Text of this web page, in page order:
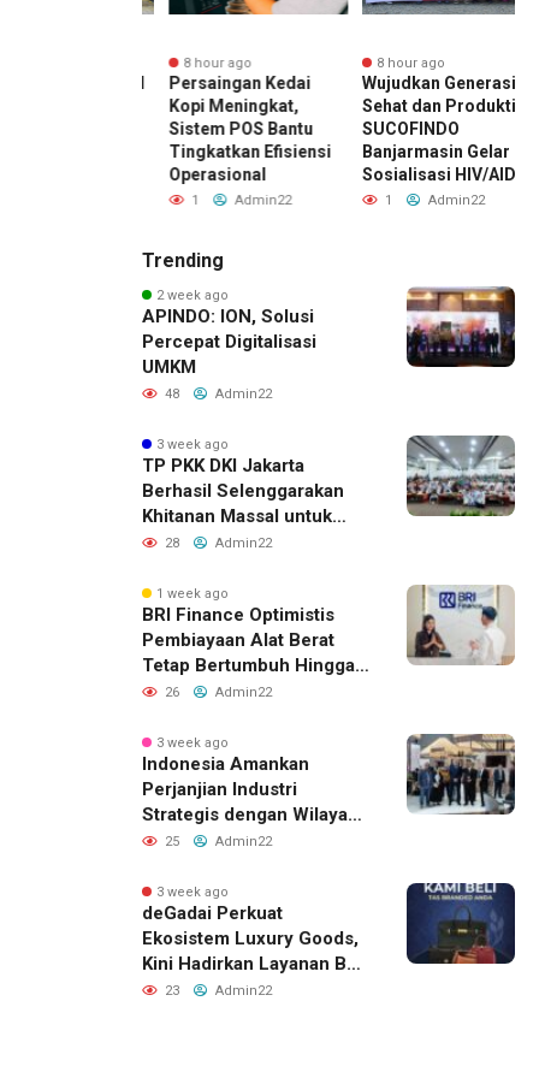
8 hour ago
Persaingan Kedai
Kopi Meningkat,
Sistem POS Bantu
Tingkatkan Efisiensi
Operasional
1 Admin22
8 hour ago
Wujudkan Generasi
Sehat dan Produktif,
SUCOFINDO
Banjarmasin Gelar
Sosialisasi HIV/AIDS
1 Admin22
Trending
2 week ago
APINDO: ION, Solusi
Percepat Digitalisasi
UMKM
48 Admin22
3 week ago
TP PKK DKI Jakarta
Berhasil Selenggarakan
Khitanan Massal untuk
Lebih dari 2.000 Anak:
Raih Penghargaan MURI
28 Admin22
1 week ago
BRI Finance Optimistis
Pembiayaan Alat Berat
Tetap Bertumbuh Hingga
Akhir 2026
26 Admin22
3 week ago
Indonesia Amankan
Perjanjian Industri
Strategis dengan Wilayah
Sverdlovsk, Rusia untuk
25 Admin22
3 week ago
deGadai Perkuat
Ekosistem Luxury Goods,
Kini Hadirkan Layanan Beli
Tas, Titip Jual, dan Gadai
23 Admin22